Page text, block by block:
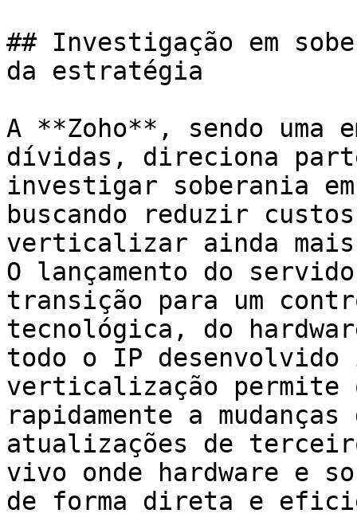
## Investigação em
da estratégia
A **Zoho**, sendo uma
dívidas, direciona
investigar soberania
buscando reduzir
verticalizar ainda
O lançamento do
transição para um
tecnológica, do
todo o IP desenvolvido
verticalização permite
rapidamente a
atualizações de
vivo onde hardware e
de forma direta e